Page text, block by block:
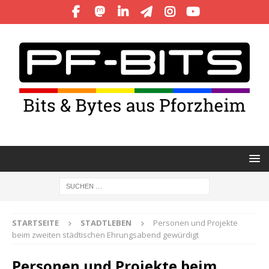
STARTSEITE STADTLEBEN
Personen und Projekte
beim zweiten städtischen Ehrungsabend gewürdigt